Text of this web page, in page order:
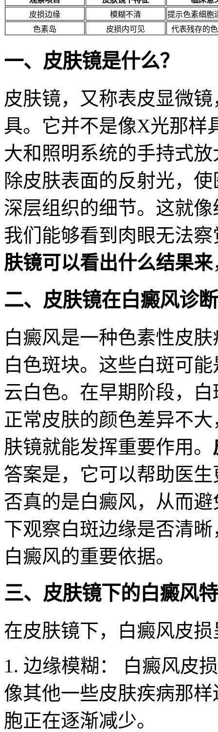
皮损边缘
模糊不清
提示色素细胞
色素岛
皮损内可见 代表残存的
一、皮肤镜是什么？
皮肤镜，又称表皮显微
具。它并不是像X光那样
大和照明系统的手持式
除皮肤表面的反射光，
深层组织的细节。这就
我们能够看到肉眼无法
肤镜可以看出什么结果来
二、皮肤镜在白癜风诊
白癜风是一种色素性皮
白色斑块。这些白斑可
云白色。在早期阶段，
正常皮肤的颜色差异不
肤镜就能发挥重要作用。
答案是，它可以帮助医
否真的是白癜风，从而
下观察白斑边缘是否清
白癜风的重要依据。
三、皮肤镜下的白癜风
在皮肤镜下，白癜风皮
1. 边缘模糊： 白癜风皮
像其他一些皮肤疾病那
胞正在逐渐减少。